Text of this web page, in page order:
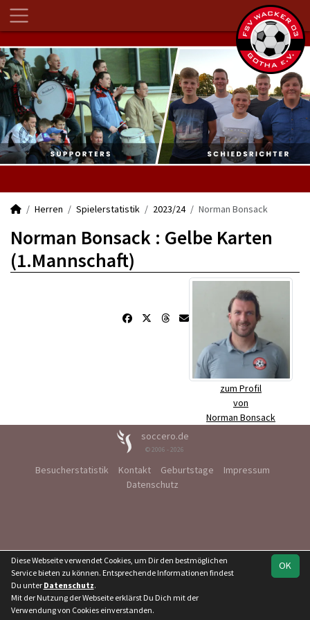
Herren Spielerstatistik 2023/24 Norman Bonsack
Norman Bonsack : Gelbe Karten
(1.Mannschaft)
zum Profil
von
Norman Bonsack
soccero.de
© 2006 - 2026
Besucherstatistik Kontakt Geburtstage
Impressum
Datenschutz
OK
Diese Webseite verwendet Cookies, um Dir den bestmöglichen
Service bieten zu können. Entsprechende Informationen findest
Du unter Datenschutz.
Mit der Nutzung der Webseite erklärst Du Dich mit der
Verwendung von Cookies einverstanden.